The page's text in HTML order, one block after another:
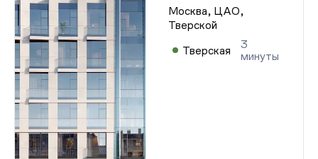
Москва, ЦАО,
Тверской
Тверская
3
минуты